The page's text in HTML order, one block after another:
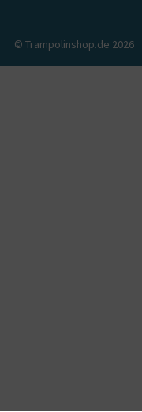
© Trampolinshop.de 2026